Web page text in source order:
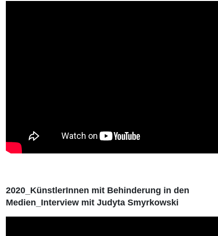
2020_KünstlerInnen mit Behinderung in den
Medien_Interview mit Judyta Smyrkowski